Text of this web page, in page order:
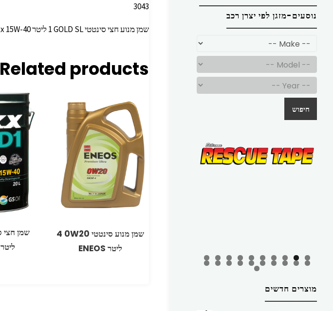
3043
שמן מנוע חצי סינטטי GOLD SL‏ 1 ליטר 15W-40 ‏Kixx
Related products
שמן מנוע סינטטי 0W20‏ 4
ליטר ENEOS
ליטר CI-4 ‏KIXX
נוסעים-מזגן לפי יצרן רכב
חיפוש
מוצרים חדשים